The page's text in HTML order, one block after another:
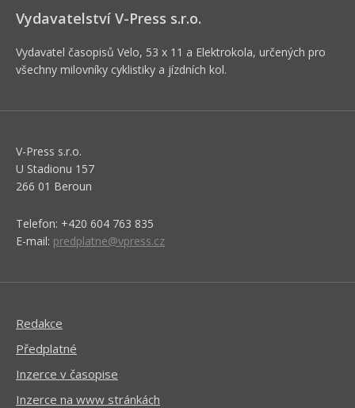
Vydavatelství V-Press s.r.o.
Vydavatel časopisů Velo, 53 x 11 a Elektrokola, určených pro
všechny milovníky cyklistiky a jízdních kol.
V-Press s.r.o.
U Stadionu 157
266 01 Beroun
Telefon: +420 604 763 835
E-mail: predplatne@vpress.cz
Redakce
Předplatné
Inzerce v časopise
Inzerce na www stránkách